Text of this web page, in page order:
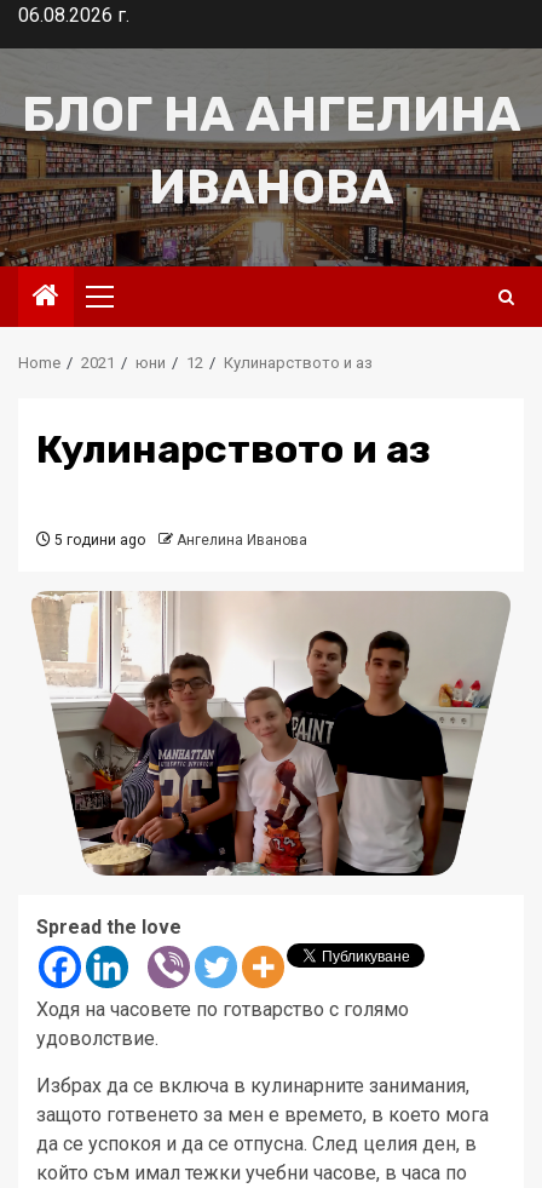
Skip06.08.2026 г.
БЛОГ НА АНГЕЛИНА
ИВАНОВА
Primary
Menu
Home 2021 юни 12 Кулинарството и аз
Кулинарството и аз
5 години ago Ангелина Иванова
Spread the love
Ходя на часовете по готварство с голямо
удоволствие.
Избрах да се включа в кулинарните занимания,
защото готвенето за мен е времето, в което мога
да се успокоя и да се отпусна. След целия ден, в
който съм имал тежки учебни часове, в часа по